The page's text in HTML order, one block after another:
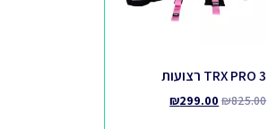
TRX PRO 3 רצועות
₪825.00
₪299.00